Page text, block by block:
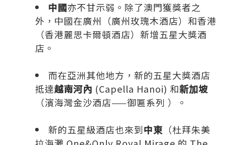
中國亦不甘示弱。除了澳門獲獎者之
外，中國在廣州（廣州玫瑰木酒店）和香港
（香港麗思卡爾頓酒店）新增五星大獎酒
店。
而在亞洲其他地方，新的五星大獎酒店
抵達越南河內 (Capella Hanoi) 和新加坡
（濱海灣金沙酒店——御匾系列 ）。
新的五星級酒店也來到中東 （杜拜朱美